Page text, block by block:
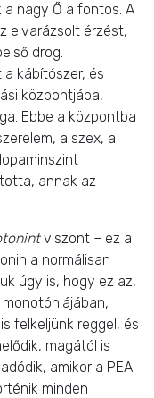
a nagy Ő a fontos. A
elvarázsolt érzést,
drog.
kábítószer, és
központjába,
Ebbe a központba
a szex, a
annak az
viszont – ez a
a normálisan
úgy is, hogy ez az,
felkeljünk reggel, és
magától is
amikor a PEA
minden